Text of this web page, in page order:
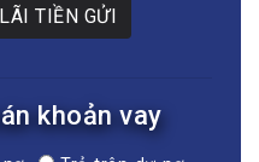
TIỀN GỬI
khoản vay